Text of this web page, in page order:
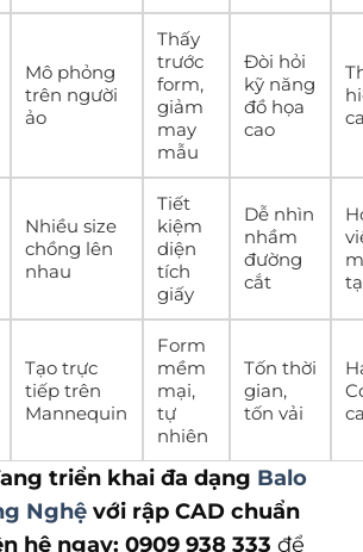
Mô phỏng
trên người
ảo
Thấy
trước
form,
giảm
may
mẫu
Đòi hỏi
kỹ năng
đồ họa
cao
Nhiều size
chồng lên
nhau
Tiết
kiệm
diện
tích
giấy
Dễ nhìn
nhầm
đường
cắt
Tạo trực
tiếp trên
Mannequin
Form
mềm
mại,
tự
nhiên
Tốn thời
gian,
tốn vải
triển khai đa dạng Balo
Nghệ với rập CAD chuẩn
hệ ngay: 0909 938 333 để